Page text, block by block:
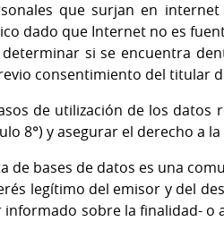
que surjan en
dado que Internet no es
si se encuentra
consentimiento del titular
de utilización de los
8°) y asegurar el derecho a
de bases de datos es una
legítimo del emisor y del
informado sobre la finalidad- o